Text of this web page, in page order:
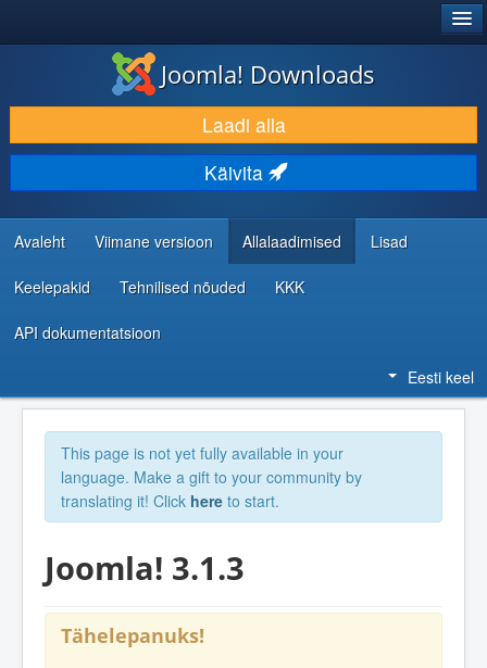
LAADI ALLA JA LAIENDA
AVASTA JA ÕPI
KOGUKOND JA KASUTAJATUGI
RESSURSID ARENDAJATELE
Joomla! Downloads
Laadi alla
Käivita
Avaleht Viimane versioon Allalaadimised Lisad
Keelepakid Tehnilised nõuded KKK
API dokumentatsioon
Eesti keel
This page is not yet fully available in your
language. Make a gift to your community by
translating it! Click here to start.
Joomla! 3.1.3
Tähelepanuks!